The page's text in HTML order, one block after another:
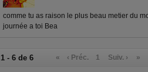
comme tu as raison le plus beau metier du
journée a toi Bea
1 - 6 de 6 « ‹ Préc. 1 Suiv. › »